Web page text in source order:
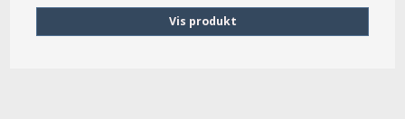
Vis produkt